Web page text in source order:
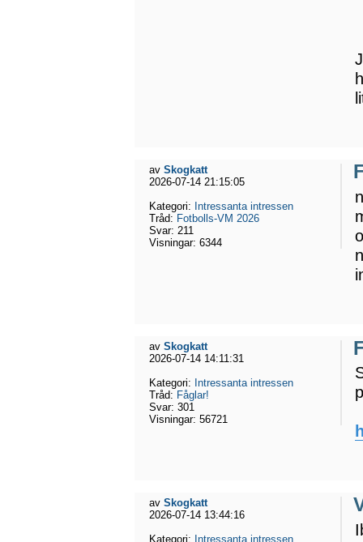
av Skogkatt
2026-07-14 21:15:05
Kategori: Intressanta intressen
Tråd: Fotbolls-VM 2026
Svar: 211
Visningar: 6344
av Skogkatt
2026-07-14 14:11:31
Kategori: Intressanta intressen
Tråd: Fåglar!
Svar: 301
Visningar: 56721
av Skogkatt
2026-07-14 13:44:16
Kategori: Intressanta intressen